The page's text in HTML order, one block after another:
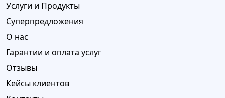
Услуги и Продукты
Суперпредложения
О нас
Гарантии и оплата услуг
Отзывы
Кейсы клиентов